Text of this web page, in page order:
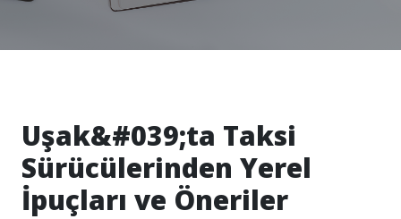
Uşak&#039;ta Taksi
Sürücülerinden Yerel
İpuçları ve Öneriler